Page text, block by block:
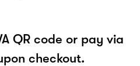
QR code or pay via
checkout.